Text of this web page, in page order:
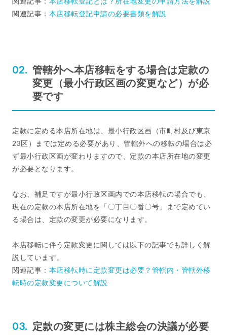
関連記事： 本店移転登記申請の必要書類を解説
管轄外へ本店移転をする場合は定款の
変更（最小行政区画の変更など）が必
要です
定款に定める本店所在地は、最小行政区画（市町村及び東京
23区）までは定める必要があり、管轄外への移転の場合は必
ず最小行政区画が変わりますので、定款の本店所在地の変更
が必要となります。
なお、補足ですが最小行政区画内での本店移転の場合でも、
現在の定款の本店所在地を「〇丁目〇番〇号」まで定めてい
る場合は、定款の変更が必要になります。
本店移転に伴う定款変更に関しては以下の記事でも詳しく解
説しています。
関連記事： 本店移転時に定款変更は必要？管轄内・管轄外移
転時の定款変更について解説
定款の変更には株主総会の決議が必要